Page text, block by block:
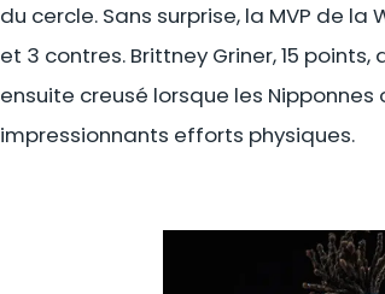
du cercle. Sans surprise, la MVP de
et 3 contres. Brittney Griner, 15
ensuite creusé lorsque les
impressionnants efforts physiques.